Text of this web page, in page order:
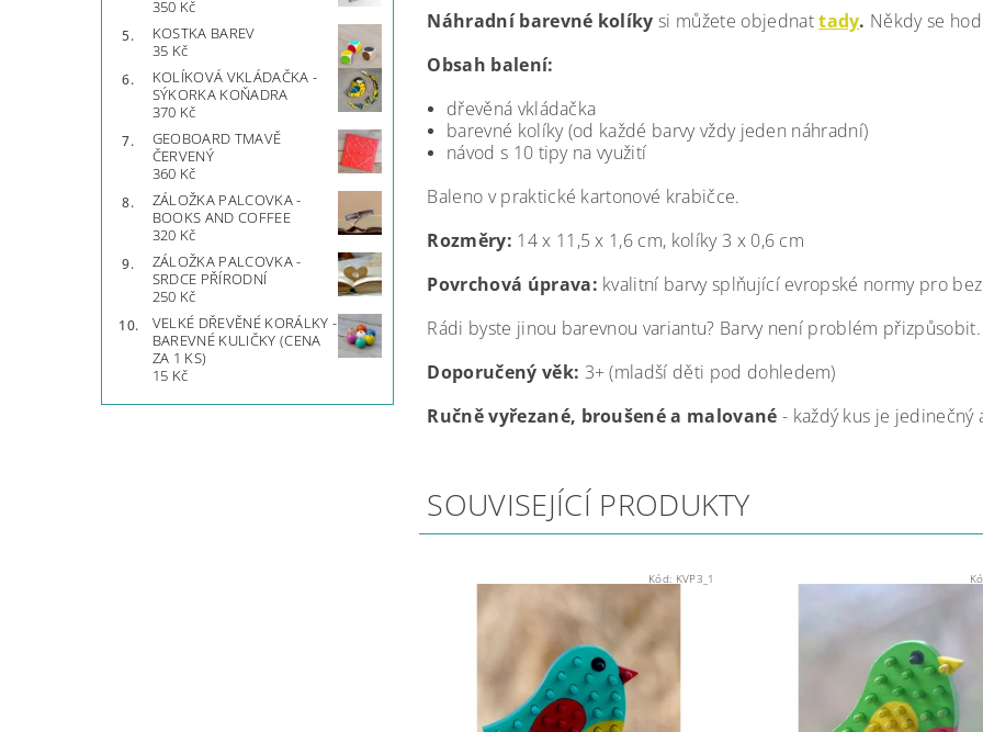
350 Kč
KOSTKA BAREV
35 Kč
KOLÍKOVÁ VKLÁDAČKA -
SÝKORKA KOŇADRA
370 Kč
GEOBOARD TMAVĚ
ČERVENÝ
360 Kč
ZÁLOŽKA PALCOVKA -
BOOKS AND COFFEE
320 Kč
ZÁLOŽKA PALCOVKA -
SRDCE PŘÍRODNÍ
250 Kč
VELKÉ DŘEVĚNÉ KORÁLKY -
BAREVNÉ KULIČKY (CENA
ZA 1 KS)
15 Kč
Náhradní barevné kolíky si můžete objednattady. Někdy se
Obsah balení:
dřevěná vkládačka
barevné kolíky (od každé barvy vždy jeden náhradní)
návod s 10 tipy na využití
Baleno v praktické kartonové krabičce.
Rozměry: 14 x 11,5 x 1,6 cm, kolíky 3 x 0,6 cm
Povrchová úprava: kvalitní barvy splňující evropské normy pro
Rádi byste jinou barevnou variantu? Barvy není problém
Doporučený věk: 3+ (mladší děti pod dohledem)
Ručně vyřezané, broušené a malované - každý kus je
SOUVISEJÍCÍ PRODUKTY
Kód: KVP3_1